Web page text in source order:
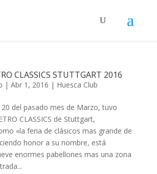
CLASSICS STUTTGART 2016
| Abr 1, 2016 | Huesca Club
20 del pasado mes de Marzo, tuvo
CLASSICS de Stuttgart,
«la feria de clásicos mas grande de
honor a su nombre, está
enormes pabellones mas una zona